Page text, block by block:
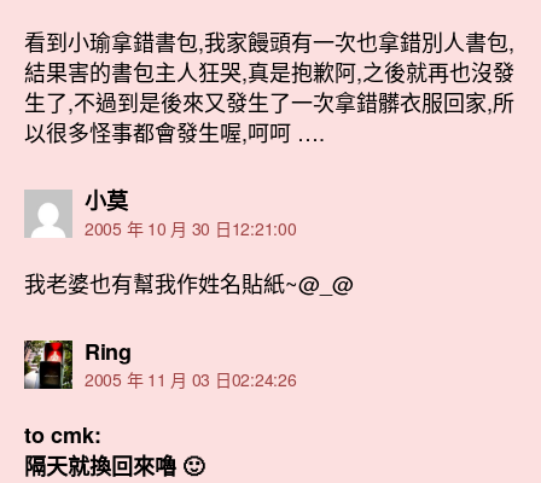
看到小瑜拿錯書包,我家饅頭有一次也拿錯別人書包,
結果害的書包主人狂哭,真是抱歉阿,之後就再也沒發
生了,不過到是後來又發生了一次拿錯髒衣服回家,所
以很多怪事都會發生喔,呵呵 ….
小莫表
示:
2005 年 10 月 30 日12:21:00
我老婆也有幫我作姓名貼紙~@_@
Ring表
示:
2005 年 11 月 03 日02:24:26
to cmk:
隔天就換回來嚕 🙂